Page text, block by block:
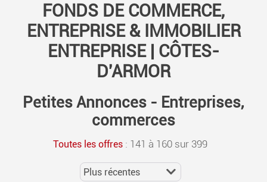
FONDS DE COMMERCE,
ENTREPRISE & IMMOBILIER
ENTREPRISE | CÔTES-
D'ARMOR
Petites Annonces - Entreprises,
commerces
Toutes les offres : 141 à 160 sur 399